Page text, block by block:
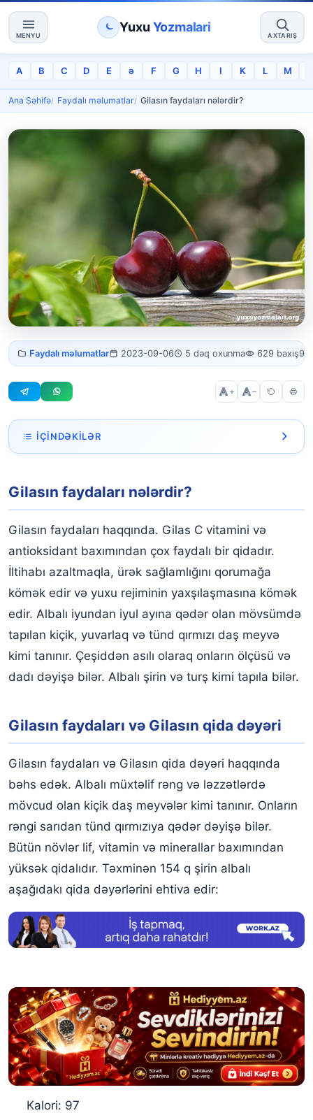
MENYU
Yuxu Yozmalari
AXTARIŞ
A B C D E ə F G H I K L M
Ana Səhifə Faydalı məlumatlar Gilasın faydaları nələrdir?
Gilasın faydaları
nələrdir?
Faydalı məlumatlar 2023-09-06 5 dəq oxunma 629 baxış
+ –
İÇINDƏKILƏR
Gilasın faydaları və Gilasın qida dəyəri
Gilas arıqlamağa kömək edir
Gilas Beyni gücləndirir
Gilas Gut xəstələrinə kömək edir
Gilasın faydaları nələrdir?
Gilasın faydaları haqqında. Gilas C vitamini və
antioksidant baxımından çox faydalı bir qidadır.
İltihabı azaltmaqla, ürək sağlamlığını qorumağa
kömək edir və yuxu rejiminin yaxşılaşmasına kömək
edir. Albalı iyundan iyul ayına qədər olan mövsümdə
tapılan kiçik, yuvarlaq və tünd qırmızı daş meyvə
kimi tanınır. Çeşiddən asılı olaraq onların ölçüsü və
dadı dəyişə bilər. Albalı şirin və turş kimi tapıla bilər.
Gilasın faydaları və Gilasın qida dəyəri
Gilasın faydaları və Gilasın qida dəyəri haqqında
bəhs edək. Albalı müxtəlif rəng və ləzzətlərdə
mövcud olan kiçik daş meyvələr kimi tanınır. Onların
rəngi sarıdan tünd qırmızıya qədər dəyişə bilər.
Bütün növlər lif, vitamin və minerallar baxımından
yüksək qidalıdır. Təxminən 154 q şirin albalı
aşağıdakı qida dəyərlərini ehtiva edir:
Kalori: 97